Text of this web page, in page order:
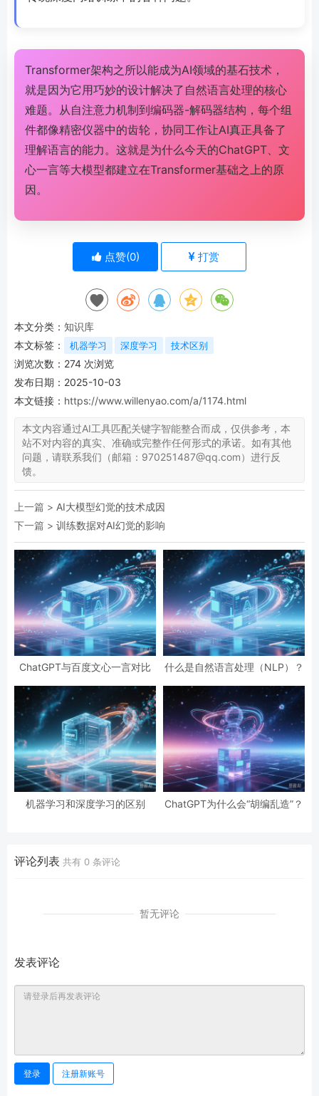
Transformer架构之所以能成为AI领域的基石技术，
就是因为它用巧妙的设计解决了自然语言处理的核心
难题。从自注意力机制到编码器-解码器结构，每个组
件都像精密仪器中的齿轮，协同工作让AI真正具备了
理解语言的能力。这就是为什么今天的ChatGPT、文
心一言等大模型都建立在Transformer基础之上的原
因。
点赞(0) 打赏
本文分类： 知识库
本文标签：
机器学习 深度学习 技术区别
浏览次数： 274 次浏览
发布日期：2025-10-03
本文链接： https://www.willenyao.com/a/1174.html
本文内容通过AI工具匹配关键字智能整合而成，仅供参考，本
站不对内容的真实、准确或完整作任何形式的承诺。如有其他
问题，请联系我们（邮箱：970251487@qq.com）进行反
馈。
上一篇 > AI大模型幻觉的技术成因
下一篇 > 训练数据对AI幻觉的影响
ChatGPT与百度文心一言对比 什么是自然语言处理（NLP）？
机器学习和深度学习的区别 ChatGPT为什么会“胡编乱造”？
评论列表 共有 0 条评论
暂无评论
发表评论
登录 注册新账号